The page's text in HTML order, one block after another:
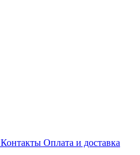
Контакты Оплата и доставка